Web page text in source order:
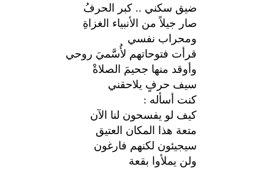
ضيق سكني .. كبر الحرفُ
صار جيلاً من الأنبياء الغزاةِ
ومحراب نفسي
قرأت فتوحاتهم لأُسَّميَ روحي
وأوقد منها جحيمَ الصلاةْ
سيف حرفٍ يلاحقني
كنت أسأله :
كيف لو يفسحون لنا الآن
متعة هذا المكان العتيق
سيجيئون لكنهم فارغون
ولن يملأوا بقعة